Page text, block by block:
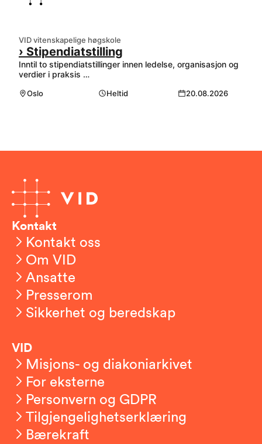
VID vitenskapelige høgskole
› Stipendiatstilling
Inntil to stipendiatstillinger innen ledelse, organisasjon og
verdier i praksis …
Oslo Heltid 20.08.2026
Kontakt
Kontakt oss
Om VID
Ansatte
Presserom
Sikkerhet og beredskap
VID
Misjons- og diakoniarkivet
For eksterne
Personvern og GDPR
Tilgjengelighetserklæring
Bærekraft